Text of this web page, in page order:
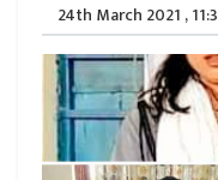
24th March 2021 ,